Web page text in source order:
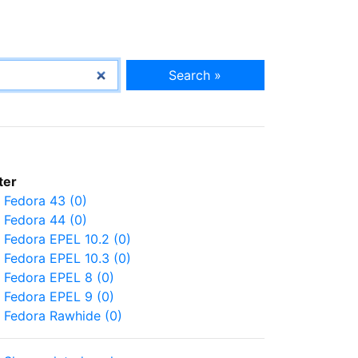
Search »
Fedora 43 (0)
Fedora 44 (0)
Fedora EPEL 10.2 (0)
Fedora EPEL 10.3 (0)
Fedora EPEL 8 (0)
Fedora EPEL 9 (0)
Fedora Rawhide (0)